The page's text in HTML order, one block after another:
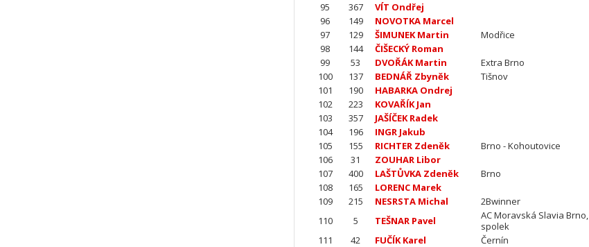
95
367 VÍT Ondřej
96
149 NOVOTKA Marcel
97
129 ŠIMUNEK Martin Modřice
98
144 ČIŠECKÝ Roman
99
53 DVOŘÁK Martin Extra Brno
100
137 BEDNÁŘ Zbyněk Tišnov
101
190 HABARKA Ondrej
102
223 KOVAŘÍK Jan
103
357 JAŠÍČEK Radek
104
196 INGR Jakub
105
155 RICHTER Zdeněk Brno - Kohoutovice
106
31 ZOUHAR Libor
107
400 LAŠTŮVKA Zdeněk Brno
108
165 LORENC Marek
109
215 NESRSTA Michal 2Bwinner
110
5 TEŠNAR Pavel
AC Moravská Slavia Brno,
spolek
111
42 FUČÍK Karel Černín